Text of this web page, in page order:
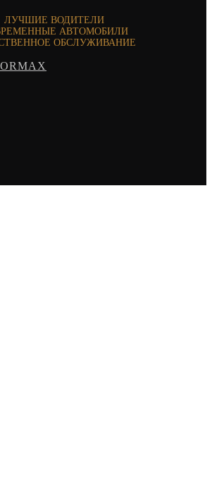
ЛУЧШИЕ ВОДИТЕЛИ
АВТОМОБИЛИ
ОБСЛУЖИВАНИЕ